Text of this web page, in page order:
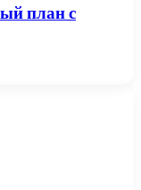
план с